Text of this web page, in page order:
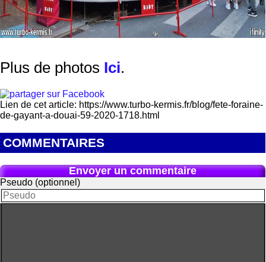
Plus de photos Ici.
Lien de cet article: https://www.turbo-kermis.fr/blog/fete-foraine-
de-gayant-a-douai-59-2020-1718.html
COMMENTAIRES
Envoyer un commentaire
Pseudo (optionnel)